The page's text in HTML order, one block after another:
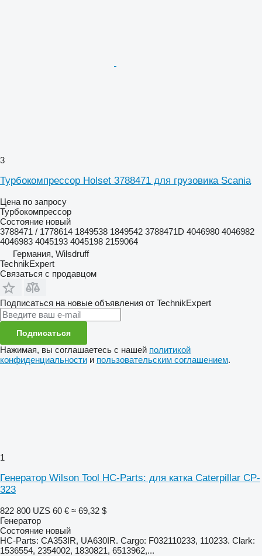
3
Турбокомпрессор Holset 3788471 для грузовика Scania
Цена по запросу
Турбокомпрессор
Состояние новый
3788471 / 1778614 1849538 1849542 3788471D 4046980 4046982
4046983 4045193 4045198 2159064
Германия, Wilsdruff
TechnikExpert
Связаться с продавцом
Подписаться на новые объявления от TechnikExpert
Подписаться
Нажимая, вы соглашаетесь с нашей политикой
конфиденциальности и пользовательским соглашением.
1
Генератор Wilson Tool HC-Parts: для катка Caterpillar CP-
323
822 800 UZS 60 € ≈ 69,32 $
Генератор
Состояние новый
HC-Parts: CA353IR, UA630IR. Cargo: F032110233, 110233. Clark:
1536554, 2354002, 1830821, 6513962,...